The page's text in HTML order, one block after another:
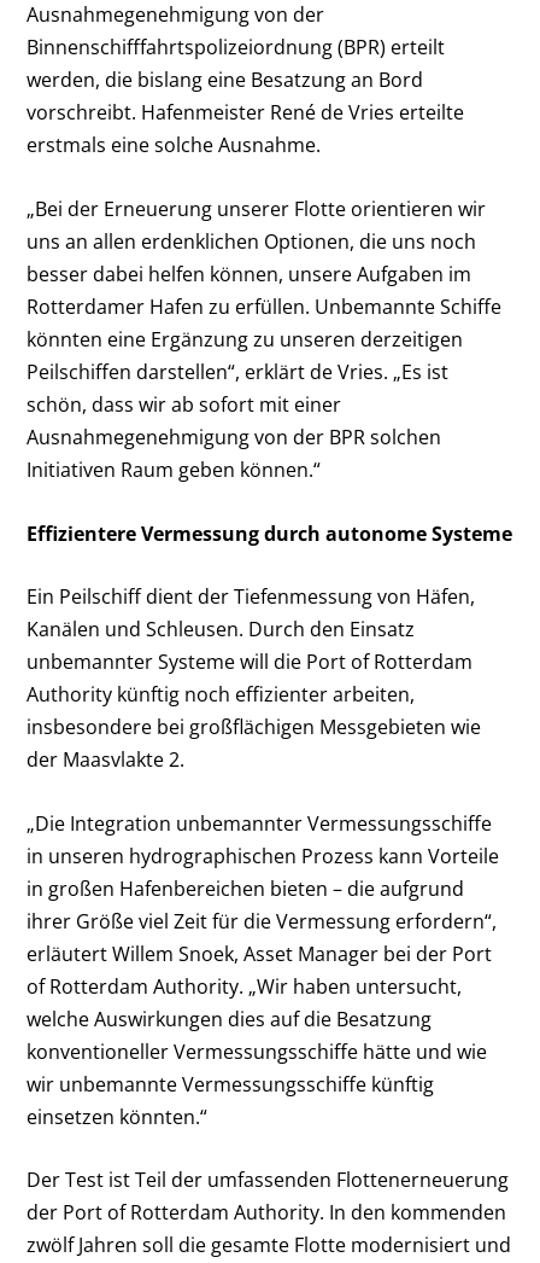
Ausnahmegenehmigung von der
Binnenschifffahrtspolizeiordnung (BPR) erteilt
werden, die bislang eine Besatzung an Bord
vorschreibt. Hafenmeister René de Vries erteilte
erstmals eine solche Ausnahme.
„Bei der Erneuerung unserer Flotte orientieren wir
uns an allen erdenklichen Optionen, die uns noch
besser dabei helfen können, unsere Aufgaben im
Rotterdamer Hafen zu erfüllen. Unbemannte Schiffe
könnten eine Ergänzung zu unseren derzeitigen
Peilschiffen darstellen“, erklärt de Vries. „Es ist
schön, dass wir ab sofort mit einer
Ausnahmegenehmigung von der BPR solchen
Initiativen Raum geben können.“
Effizientere Vermessung durch autonome Systeme
Ein Peilschiff dient der Tiefenmessung von Häfen,
Kanälen und Schleusen. Durch den Einsatz
unbemannter Systeme will die Port of Rotterdam
Authority künftig noch effizienter arbeiten,
insbesondere bei großflächigen Messgebieten wie
der Maasvlakte 2.
„Die Integration unbemannter Vermessungsschiffe
in unseren hydrographischen Prozess kann Vorteile
in großen Hafenbereichen bieten – die aufgrund
ihrer Größe viel Zeit für die Vermessung erfordern“,
erläutert Willem Snoek, Asset Manager bei der Port
of Rotterdam Authority. „Wir haben untersucht,
welche Auswirkungen dies auf die Besatzung
konventioneller Vermessungsschiffe hätte und wie
wir unbemannte Vermessungsschiffe künftig
einsetzen könnten.“
Der Test ist Teil der umfassenden Flottenerneuerung
der Port of Rotterdam Authority. In den kommenden
zwölf Jahren soll die gesamte Flotte modernisiert und